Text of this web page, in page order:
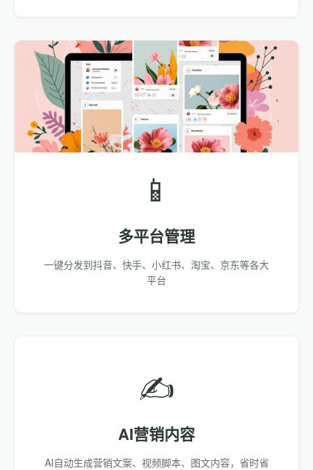
📱
多平台管理
一键分发到抖音、快手、小红书、淘宝、京东等各大
平台
✍️
AI营销内容
AI自动生成营销文案、视频脚本、图文内容，省时省